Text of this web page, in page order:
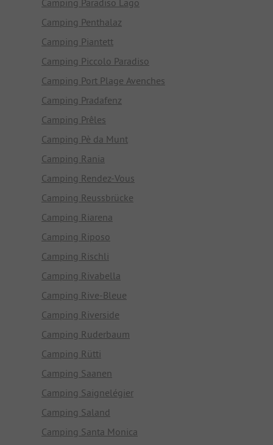
Camping Penthalaz
Camping Piantett
Camping Piccolo Paradiso
Camping Port Plage Avenches
Camping Pradafenz
Camping Prêles
Camping Pè da Munt
Camping Rania
Camping Rendez-Vous
Camping Reussbrücke
Camping Riarena
Camping Riposo
Camping Rischli
Camping Rivabella
Camping Rive-Bleue
Camping Riverside
Camping Ruderbaum
Camping Rütti
Camping Saanen
Camping Saignelégier
Camping Saland
Camping Santa Monica